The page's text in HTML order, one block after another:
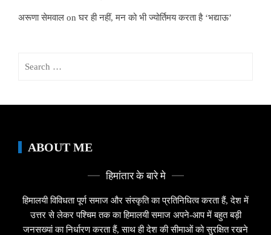
अरूणा सेमवाल onघर ही नहीं, मन को भी ज्योर्तिमय करता है ‘भद्याऊ’
ABOUT ME
हिमांतार के बारे मे
हिमालयी विविधता पूर्ण समाज और संस्कृति का प्रतिनिधित्व करता हैं, देश में
उत्तर से लेकर पश्चिम तक का हिमालयी समाज अपने-आप में बहुत बड़ी
जनसख्यां का निर्धारण करता हैं, साथ ही देश की सीमाओं को सुरक्षित रखने